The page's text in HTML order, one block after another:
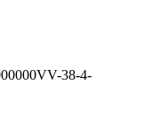
38-4-